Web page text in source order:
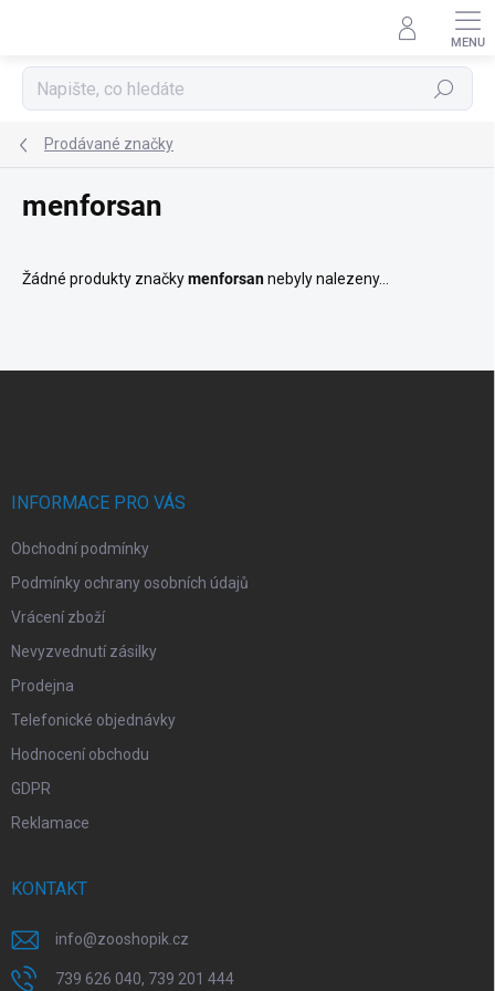
Hledat
Prodávané značky
menforsan
Žádné produkty značkymenforsannebyly nalezeny...
INFORMACE PRO VÁS
Obchodní podmínky
Podmínky ochrany osobních údajů
Vrácení zboží
Nevyzvednutí zásilky
Prodejna
Telefonické objednávky
Hodnocení obchodu
GDPR
Reklamace
KONTAKT
info@zooshopik.cz
739 626 040, 739 201 444